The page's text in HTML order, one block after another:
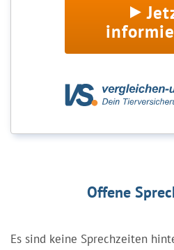
Offene
Es sind keine Sprechzeiten